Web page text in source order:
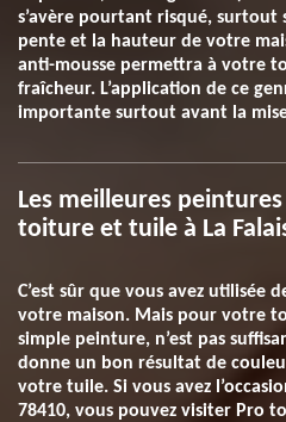
s’avère pourtant risqué, surtout
pente et la hauteur de votre
anti-mousse permettra à votre
fraîcheur. L’application de ce
importante surtout avant la
Les meilleures
toiture et tuile à La
C’est sûr que vous avez utilisée
votre maison. Mais pour votre
simple peinture, n’est pas
donne un bon résultat de
votre tuile. Si vous avez
78410, vous pouvez visiter Pro